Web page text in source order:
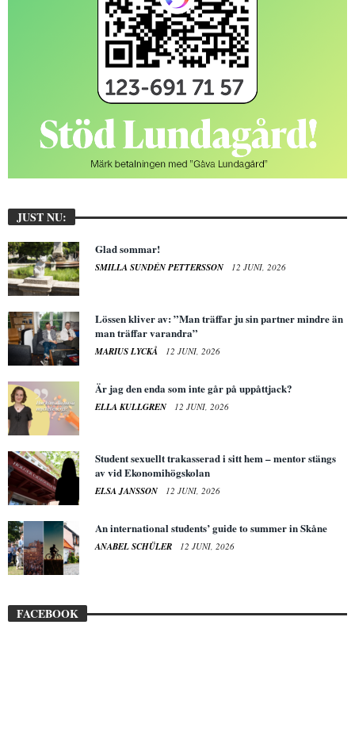
JUST NU:
Glad sommar!
SMILLA SUNDÉN PETTERSSON 12 JUNI, 2026
Lössen kliver av: ”Man träffar ju sin partner mindre än
man träffar varandra”
MARIUS LYCKÅ 12 JUNI, 2026
Är jag den enda som inte går på uppåttjack?
ELLA KULLGREN 12 JUNI, 2026
Student sexuellt trakasserad i sitt hem – mentor stängs
av vid Ekonomihögskolan
ELSA JANSSON 12 JUNI, 2026
An international students’ guide to summer in Skåne
ANABEL SCHÜLER 12 JUNI, 2026
FACEBOOK